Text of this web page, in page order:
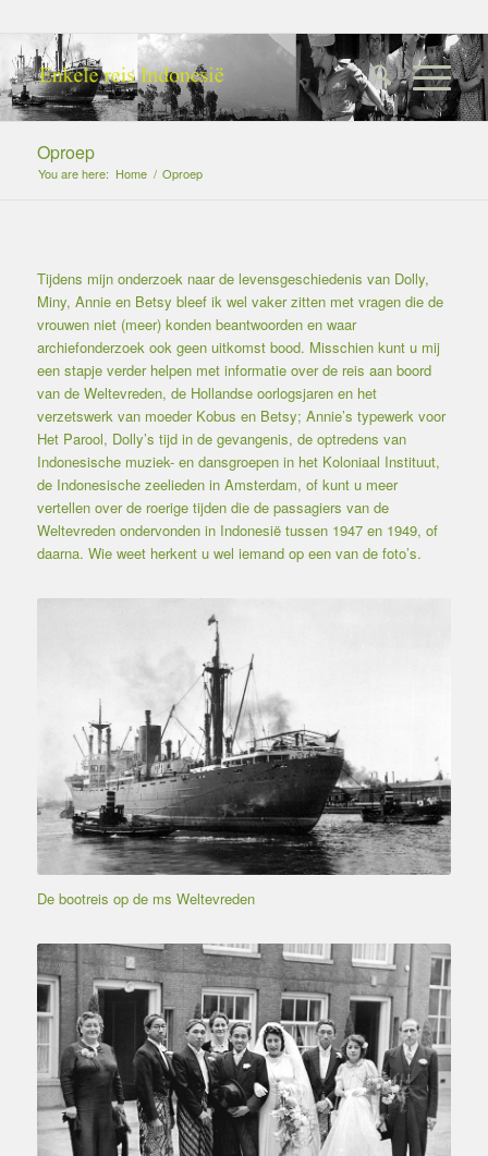
Oproep
You are here: Home / Oproep
Tijdens mijn onderzoek naar de levensgeschiedenis van Dolly,
Miny, Annie en Betsy bleef ik wel vaker zitten met vragen die de
vrouwen niet (meer) konden beantwoorden en waar
archiefonderzoek ook geen uitkomst bood. Misschien kunt u mij
een stapje verder helpen met informatie over de reis aan boord
van de Weltevreden, de Hollandse oorlogsjaren en het
verzetswerk van moeder Kobus en Betsy; Annie’s typewerk voor
Het Parool, Dolly’s tijd in de gevangenis, de optredens van
Indonesische muziek- en dansgroepen in het Koloniaal Instituut,
de Indonesische zeelieden in Amsterdam, of kunt u meer
vertellen over de roerige tijden die de passagiers van de
Weltevreden ondervonden in Indonesië tussen 1947 en 1949, of
daarna. Wie weet herkent u wel iemand op een van de foto’s.
De bootreis op de ms Weltevreden